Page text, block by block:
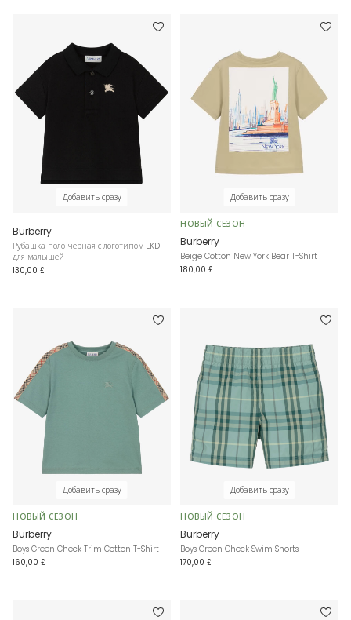
Добавить сразу
Burberry
Рубашка поло черная с логотипом EKD
для малышей
130,00 £
Добавить сразу
НОВЫЙ СЕЗОН
Burberry
Beige Cotton New York Bear T-Shirt
180,00 £
Добавить сразу
НОВЫЙ СЕЗОН
Burberry
Boys Green Check Trim Cotton T-Shirt
160,00 £
Добавить сразу
НОВЫЙ СЕЗОН
Burberry
Boys Green Check Swim Shorts
170,00 £